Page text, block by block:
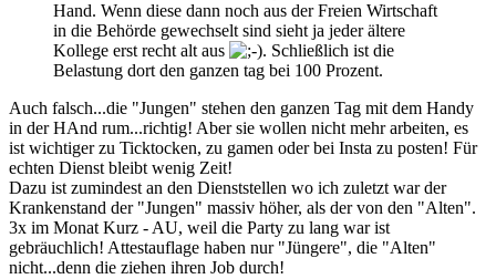
Hand. Wenn diese dann noch aus der Freien Wirtschaft
in die Behörde gewechselt sind sieht ja jeder ältere
Kollege erst recht alt aus
. Schließlich ist die
Belastung dort den ganzen tag bei 100 Prozent.
Auch falsch...die "Jungen" stehen den ganzen Tag mit dem Handy
in der HAnd rum...richtig! Aber sie wollen nicht mehr arbeiten, es
ist wichtiger zu Ticktocken, zu gamen oder bei Insta zu posten! Für
echten Dienst bleibt wenig Zeit!
Dazu ist zumindest an den Dienststellen wo ich zuletzt war der
Krankenstand der "Jungen" massiv höher, als der von den "Alten".
3x im Monat Kurz - AU, weil die Party zu lang war ist
gebräuchlich! Attestauflage haben nur "Jüngere", die "Alten"
nicht...denn die ziehen ihren Job durch!